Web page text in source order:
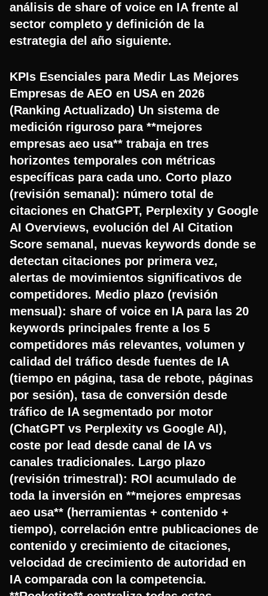
análisis de share of voice en IA frente al
sector completo y definición de la
estrategia del año siguiente.
KPIs Esenciales para Medir Las Mejores
Empresas de AEO en USA en 2026
(Ranking Actualizado) Un sistema de
medición riguroso para **mejores
empresas aeo usa** trabaja en tres
horizontes temporales con métricas
específicas para cada uno. Corto plazo
(revisión semanal): número total de
citaciones en ChatGPT, Perplexity y Google
AI Overviews, evolución del AI Citation
Score semanal, nuevas keywords donde se
detectan citaciones por primera vez,
alertas de movimientos significativos de
competidores. Medio plazo (revisión
mensual): share of voice en IA para las 20
keywords principales frente a los 5
competidores más relevantes, volumen y
calidad del tráfico desde fuentes de IA
(tiempo en página, tasa de rebote, páginas
por sesión), tasa de conversión desde
tráfico de IA segmentado por motor
(ChatGPT vs Perplexity vs Google AI),
coste por lead desde canal de IA vs
canales tradicionales. Largo plazo
(revisión trimestral): ROI acumulado de
toda la inversión en **mejores empresas
aeo usa** (herramientas + contenido +
tiempo), correlación entre publicaciones de
contenido y crecimiento de citaciones,
velocidad de crecimiento de autoridad en
IA comparada con la competencia.